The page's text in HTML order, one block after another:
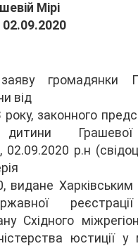
Мірі
02.09.2020
громадянки
від
законного
дитини
02.09.2020 р.н
видане Харківським
Східного
юстиції у